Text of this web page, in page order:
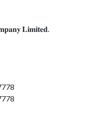
𝐋𝐢𝐦𝐢𝐭𝐞𝐝.